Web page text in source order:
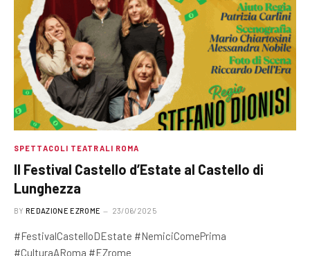
SPETTACOLI TEATRALI ROMA
Il Festival Castello d’Estate al Castello di
Lunghezza
BY REDAZIONE EZROME 23/06/2025
#FestivalCastelloDEstate #NemiciComePrima
#CulturaARoma #EZrome